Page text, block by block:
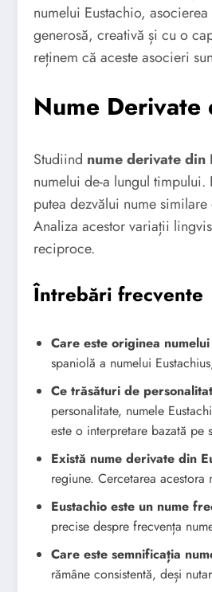
numelui Eustachio,
generosă, creativă și cu o
reținem că aceste asocieri
Nume Derivate
Studiind nume derivate din
numelui de-a lungul
putea dezvălui nume
Analiza acestor variații
reciproce.
Întrebări frecvente
Care este originea
spaniolă a numelui
Ce trăsături de
personalitate, numele
este o interpretare bazată pe
Există nume derivate din
regiune. Cercetarea
Eustachio este un nume
precise despre frecvența
Care este semnificația
rămâne consistentă, deși